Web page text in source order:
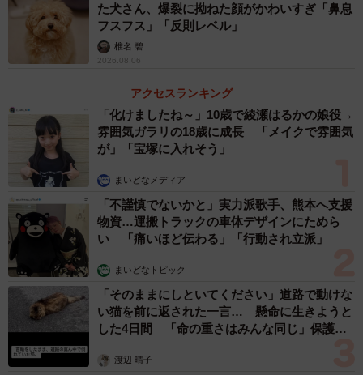
パンダ柄のヘッドフォンカバーを並んで付ける隊員の姿に
「奥の人とお揃いだ」「仲良いんですね！」「バイト先が
コールセンターだから参考にさせてもらおうかな」といっ
た声が寄せられていました。
レーダーにより厳正な監視を行う隊員達 #護衛艦隊
#海賊
対処行動
#あけぼの
— 海上自衛隊 護衛艦隊【公式】 (@JMSDF_EF)February
16, 2024
た犬さん、爆裂に拗ねた顔がかわいすぎ「鼻息
フスフス」「反則レベル」
椎名 碧
2026.08.06
アクセスランキング
「化けましたね～」10歳で綾瀬はるかの娘役→
雰囲気ガラリの18歳に成長 「メイクで雰囲気
が」「宝塚に入れそう」
まいどなメディア
「不謹慎でないかと」実力派歌手、熊本へ支援
物資…運搬トラックの車体デザインにためら
い 「痛いほど伝わる」「行動され立派」
まいどなトピック
「そのままにしといてください」道路で動けな
い猫を前に返された一言… 懸命に生きようと
した4日間 「命の重さはみんな同じ」保護団
渡辺 晴子